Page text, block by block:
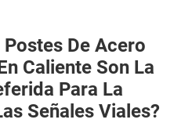
De Acero
Caliente Son La
Para La
Señales Viales?